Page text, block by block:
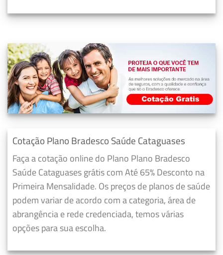
Cotação Plano Bradesco Saúde Cataguases
Faça a cotação online do Plano Plano Bradesco
Saúde Cataguases grátis com Até 65% Desconto na
Primeira Mensalidade. Os preços de planos de saúde
podem variar de acordo com a categoria, área de
abrangência e rede credenciada, temos várias
opções para sua escolha.